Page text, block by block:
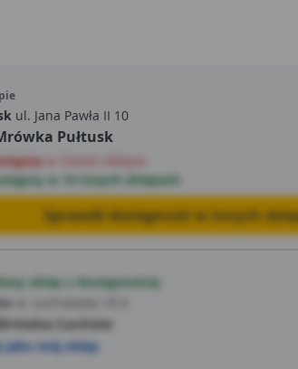
ul. Jana Pawła II 10
Pułtusk
w Twoim sklepie
w 14 innych sklepach
Sprawdź dostępność w innych
sklep z dostępnością
Mrówka Łochów
jako mój sklep